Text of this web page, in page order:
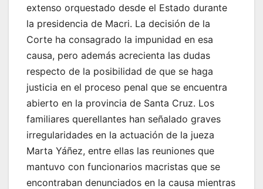
extenso orquestado desde el Estado durante
la presidencia de Macri. La decisión de la
Corte ha consagrado la impunidad en esa
causa, pero además acrecienta las dudas
respecto de la posibilidad de que se haga
justicia en el proceso penal que se encuentra
abierto en la provincia de Santa Cruz. Los
familiares querellantes han señalado graves
irregularidades en la actuación de la jueza
Marta Yáñez, entre ellas las reuniones que
mantuvo con funcionarios macristas que se
encontraban denunciados en la causa mientras